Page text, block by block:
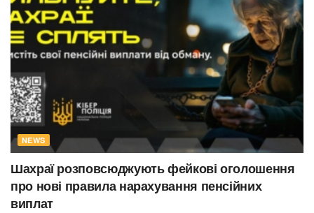
NEWS
Шахраї розповсюджують фейкові оголошення
про нові правила нарахування пенсійних
виплат